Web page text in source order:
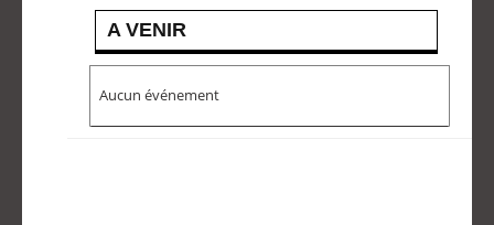
A VENIR
Aucun événement